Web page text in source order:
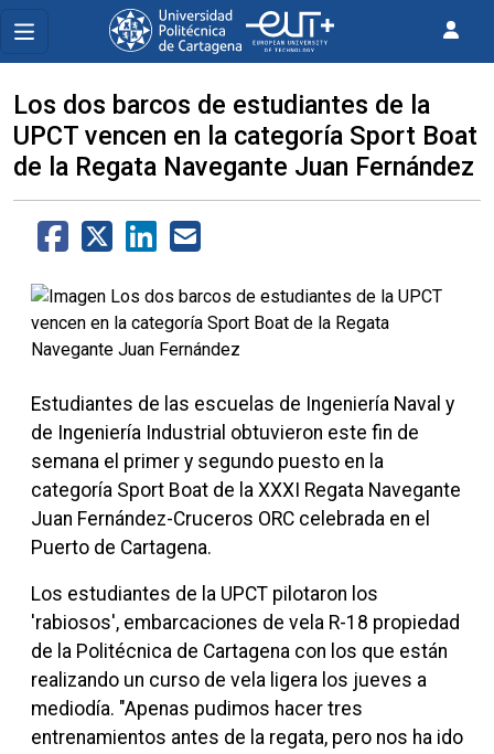
Los dos barcos de estudiantes de la
UPCT vencen en la categoría Sport Boat
de la Regata Navegante Juan Fernández
Estudiantes de las escuelas de Ingeniería Naval y
de Ingeniería Industrial obtuvieron este fin de
semana el primer y segundo puesto en la
categoría Sport Boat de la XXXI Regata Navegante
Juan Fernández-Cruceros ORC celebrada en el
Puerto de Cartagena.
Los estudiantes de la UPCT pilotaron los
'rabiosos', embarcaciones de vela R-18 propiedad
de la Politécnica de Cartagena con los que están
realizando un curso de vela ligera los jueves a
mediodía. "Apenas pudimos hacer tres
entrenamientos antes de la regata, pero nos ha ido